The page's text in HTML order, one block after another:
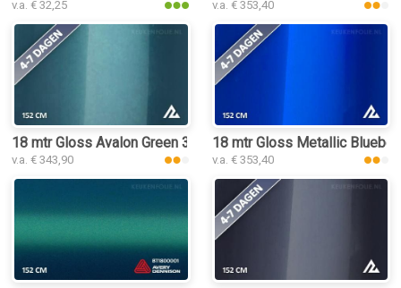
v.a. € 32,25 v.a. € 353,40
18 mtr Gloss Avalon Green 3194 keukenfolie
v.a. € 343,90
18 mtr Gloss Metallic
v.a. € 353,40